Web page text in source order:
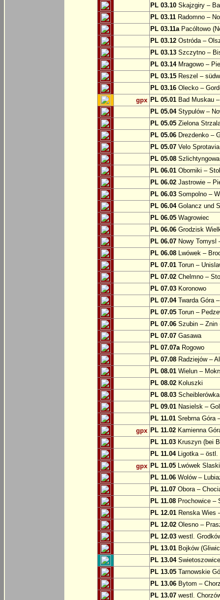
PL 03.10 Skajzgiry –
PL 03.11 Radomno –
PL 03.11aPacóltowo
PL 03.12 Ostróda –
PL 03.13 Szczytno –
PL 03.14Mragowo –
PL 03.15 Reszel –
PL 03.16 Olecko –
gpx PL 05.01 Bad Muskau
PL 05.04Stypulów –
PL 05.05 Zielona
PL 05.06 Drezdenko –
PL 05.07 Velo
PL 05.08 Szlichtyngowa
PL 06.01 Oborniki –
PL 06.02 Jastrowie –
PL 06.03 Sompolno –
PL 06.04Golancz und
PL 06.05 Wagrowiec
PL 06.06 Grodzisk
PL 06.07 Nowy Tomysl
PL 06.08 Lwówek –
PL 07.01 Torun –
PL 07.02 Chelmno –
PL 07.03 Koronowo
PL 07.04Twarda Góra
PL 07.05 Torun –
PL 07.06 Szubin – Znin
PL 07.07 Gasawa
PL 07.07aRogowo
PL 07.08 Radziejów –
PL 08.01 Wielun –
PL 08.02 Koluszki
PL 08.03
PL 09.01 Nasielsk –
PL 11.01 Srebrna Góra
gpx PL 11.02 Kamienna
PL 11.03 Kruszyn (bei
PL 11.04Ligotka – östl.
gpx PL 11.05 Lwówek
PL 11.06 Wolów –
PL 11.07 Obora –
PL 11.08 Prochowice –
PL 12.01 Renska Wies
PL 12.02 Olesno –
PL 12.03 westl.
PL 13.01 Bojków
PL 13.04
PL 13.05 Tarnowskie
PL 13.06 Bytom –
PL 13.07 westl.